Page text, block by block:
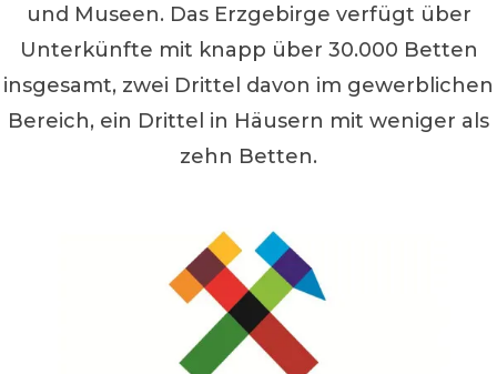
und Museen. Das Erzgebirge verfügt über
Unterkünfte mit knapp über 30.000 Betten
insgesamt, zwei Drittel davon im gewerblichen
Bereich, ein Drittel in Häusern mit weniger als
zehn Betten.